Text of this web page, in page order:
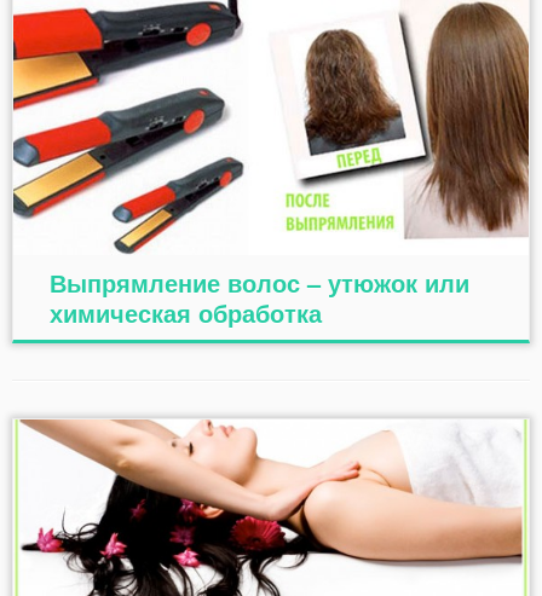
Выпрямление волос – утюжок или
химическая обработка